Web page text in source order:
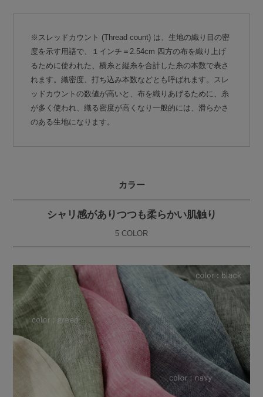
※スレッドカウント (Thread count) は、生地の織り目の密
度を示す用語で、１インチ＝2.54cm 四方の布を織り上げ
るために使われた、横糸と縦糸を合計した糸の本数で表さ
れます。織密度、打ち込み本数などとも呼ばれます。スレ
ッドカウントの数値が高いと、布を織りあげるために、糸
が多く使われ、織る密度が高くなり一般的には、滑らかさ
のある生地になります。
カラー
シャリ感がありつつも柔らかい肌触り
5 COLOR